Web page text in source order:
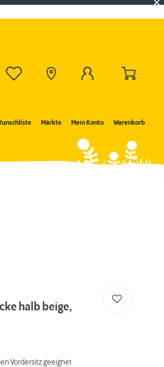
Märkte Mein Konto Warenkorb
halb beige,
Vordersitz geeignet